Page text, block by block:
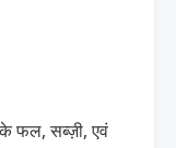
के फल, सब्ज़ी, एवं